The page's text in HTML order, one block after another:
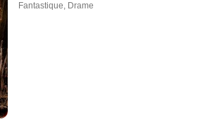
Fantastique Drame